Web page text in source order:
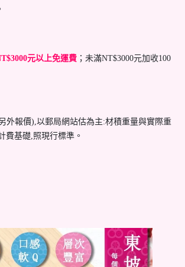
元以上免運費 ；未滿NT$3000元加收100
外報價),以郵局網站估為主:材積重量與實際重
費基礎,照現行標準。